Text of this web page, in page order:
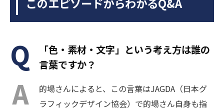
「色・素材・文字」という考え方は誰の
言葉ですか？
的場さんによると、この言葉はJAGDA（日本グ
ラフィックデザイン協会）で的場さん自身も指